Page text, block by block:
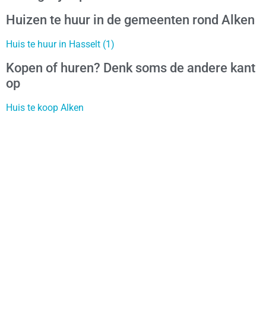
Huizen te huur in de gemeenten rond Alken
Huis te huur in Hasselt (1)
Kopen of huren? Denk soms de andere kant
op
Huis te koop Alken